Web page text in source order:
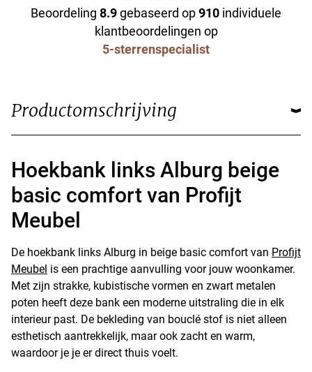
Beoordeling 8.9gebaseerd op910 individuele
klantbeoordelingen op
5-sterrenspecialist
Productomschrijving
Hoekbank links Alburg beige
basic comfort van Profijt
Meubel
De hoekbank links Alburg in beige basic comfort van Profijt
Meubel is een prachtige aanvulling voor jouw woonkamer.
Met zijn strakke, kubistische vormen en zwart metalen
poten heeft deze bank een moderne uitstraling die in elk
interieur past. De bekleding van bouclé stof is niet alleen
esthetisch aantrekkelijk, maar ook zacht en warm,
waardoor je je er direct thuis voelt.